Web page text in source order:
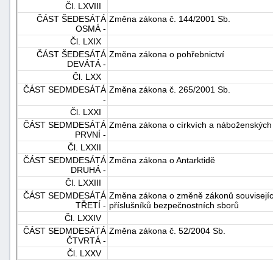
Čl. LXVIII
ČÁST ŠEDESÁTÁ
OSMÁ -
Změna zákona č. 144/2001 Sb.
Čl. LXIX
ČÁST ŠEDESÁTÁ
DEVÁTÁ -
Změna zákona o pohřebnictví
Čl. LXX
ČÁST SEDMDESÁTÁ
-
Změna zákona č. 265/2001 Sb.
Čl. LXXI
ČÁST SEDMDESÁTÁ
PRVNÍ -
Změna zákona o církvích a
Čl. LXXII
ČÁST SEDMDESÁTÁ
DRUHÁ -
Změna zákona o Antarktidě
Čl. LXXIII
ČÁST SEDMDESÁTÁ
TŘETÍ -
Změna zákona o změně zákonů
příslušníků bezpečnostních sborů
Čl. LXXIV
ČÁST SEDMDESÁTÁ
ČTVRTÁ -
Změna zákona č. 52/2004 Sb.
Čl. LXXV